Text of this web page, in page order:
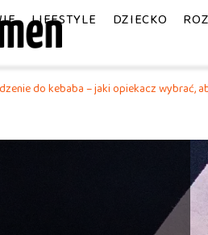
LIFESTYLE DZIECKO
do kebaba – jaki opiekacz wybrać,